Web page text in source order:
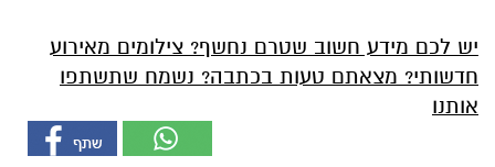
יש לכם מידע חשוב שטרם נחשף? צילומים מאירוע
חדשותי? מצאתם טעות בכתבה? נשמח שתשתפו
אותנו